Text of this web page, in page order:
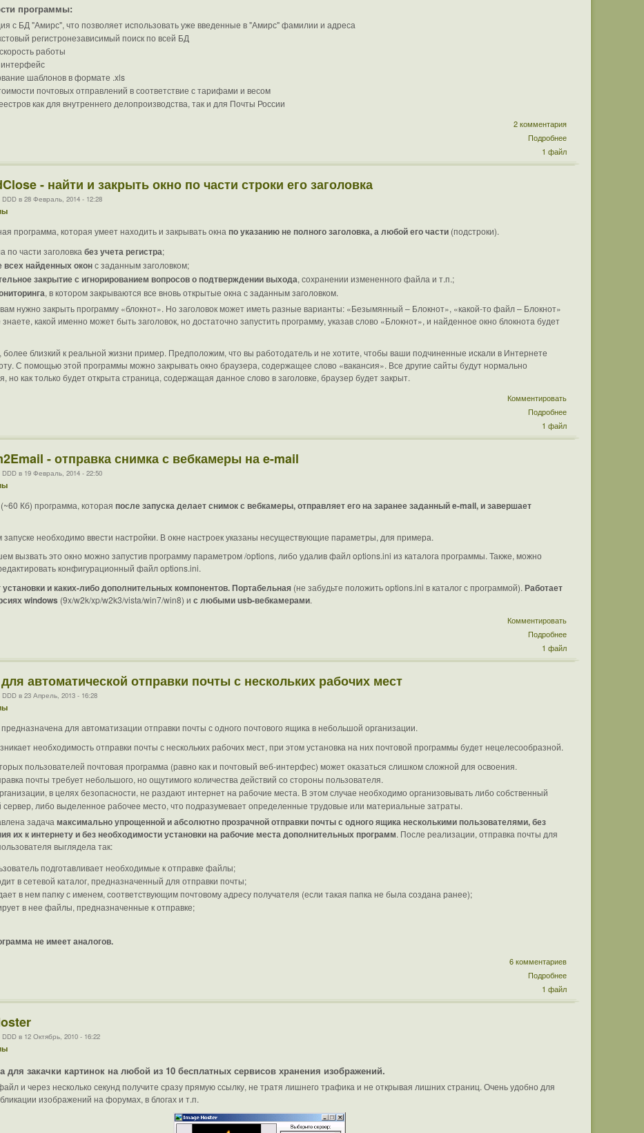
программы:
с БД "Амирс", что позволяет использовать уже введенные в "Амирс" фамилии и адреса
регистронезависимый поиск по всей БД
работы
шаблонов в формате .xls
почтовых отправлений в соответствие с тарифами и весом
как для внутреннего делопроизводства, так и для Почты России
2 комментария
Подробнее
1 файл
- найти и закрыть окно по части строки его заголовка
в 28 Февраль, 2014 - 12:28
программа, которая умеет находить и закрывать окнапо указанию не полного заголовка, а любой его части (подстроки).
по части заголовкабез учета регистра;
всех найденных оконс заданным заголовком;
закрытие с игнорированием вопросов о подтверждении выхода, сохранении измененного файла и т.п.;
, в котором закрываются все вновь открытые окна с заданным заголовком.
нужно закрыть программу «блокнот». Но заголовок может иметь разные варианты: «Безымянный – Блокнот», «какой-то файл – Блокнот»
какой именно может быть заголовок, но достаточно запустить программу, указав слово «Блокнот», и найденное окно блокнота будет
более близкий к реальной жизни пример. Предположим, что вы работодатель и не хотите, чтобы ваши подчиненные искали в Интернете
С помощью этой программы можно закрывать окно браузера, содержащее слово «вакансия». Все другие сайты будут нормально
но как только будет открыта страница, содержащая данное слово в заголовке, браузер будет закрыт.
Комментировать
Подробнее
1 файл
- отправка снимка с вебкамеры на e-mail
в 19 Февраль, 2014 - 22:50
Кб) программа, котораяпосле запуска делает снимок с вебкамеры, отправляет его на заранее заданный e-mail, и завершает
необходимо ввести настройки. В окне настроек указаны несуществующие параметры, для примера.
вызвать это окно можно запустив программу параметром /options, либо удалив файл options.ini из каталога программы. Также, можно
конфигурационный файл options.ini.
установки и каких-либо дополнительных компонентов. Портабельная (не забудьте положить options.ini в каталог с программой).Работает
windows (9x/w2k/xp/w2k3/vista/win7/win8) ис любыми usb-вебкамерами.
Комментировать
Подробнее
1 файл
автоматической отправки почты с нескольких рабочих мест
в 23 Апрель, 2013 - 16:28
для автоматизации отправки почты с одного почтового ящика в небольшой организации.
необходимость отправки почты с нескольких рабочих мест, при этом установка на них почтовой программы будет нецелесообразной.
пользователей почтовая программа (равно как и почтовый веб-интерфес) может оказаться слишком сложной для освоения.
почты требует небольшого, но ощутимого количества действий со стороны пользователя.
в целях безопасности, не раздают интернет на рабочие места. В этом случае необходимо организовывать либо собственный
сервер, либо выделенное рабочее место, что подразумевает определенные трудовые или материальные затраты.
задачамаксимально упрощенной и абсолютно прозрачной отправки почты с одного ящика несколькими пользователями, без
их к интернету и без необходимости установки на рабочие места дополнительных программ. После реализации, отправка почты для
выглядела так:
подготавливает необходимые к отправке файлы;
в сетевой каталог, предназначенный для отправки почты;
в нем папку с именем, соответствующим почтовому адресу получателя (если такая папка не была создана ранее);
в нее файлы, предназначенные к отправке;
не имеет аналогов.
6 комментариев
Подробнее
1 файл
в 12 Октябрь, 2010 - 16:22
для закачки картинок на любой из 10 бесплатных сервисов хранения изображений.
и через несколько секунд получите сразу прямую ссылку, не тратя лишнего трафика и не открывая лишних страниц. Очень удобно для
изображений на форумах, в блогах и т.п.